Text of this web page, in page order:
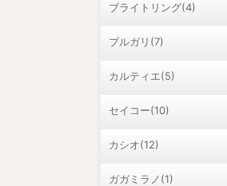
ブライトリング(4)
ブルガリ(7)
カルティエ(5)
セイコー(10)
カシオ(12)
ガガミラノ(1)